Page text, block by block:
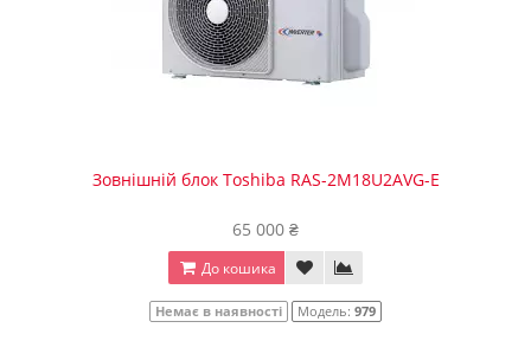
Зовнішній блок Toshiba RAS-2M18U2AVG-E
65 000 ₴
До кошика
Немає в наявності Модель: 979